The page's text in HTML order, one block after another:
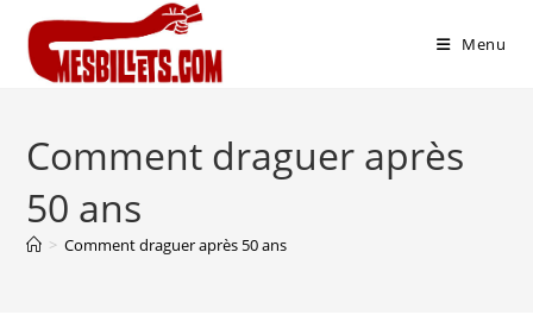
Menu
Comment draguer après
50 ans
> Comment draguer après 50 ans